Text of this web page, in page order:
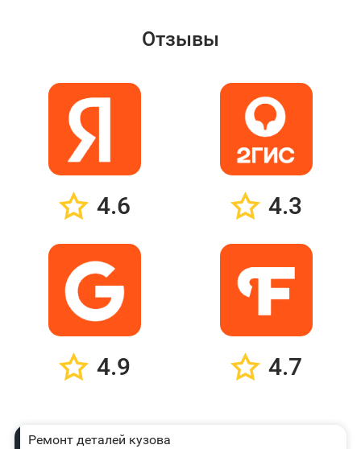
Отзывы
4.6 4.3
4.9 4.7
Ремонт деталей кузова